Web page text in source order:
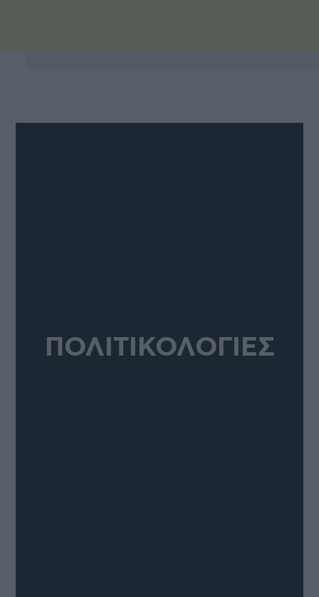
ΠΟΛΙΤΙΚΟΛΟΓΙΕΣ